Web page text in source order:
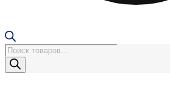
Поиск
товаров